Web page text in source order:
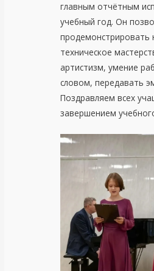
главным отчётным
учебный год. Он
продемонстрировать
техническое
артистизм, умение
словом, передавать
Поздравляем всех
завершением